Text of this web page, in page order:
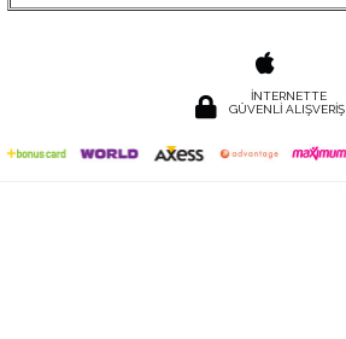
İNTERNETTE
GÜVENLİ ALIŞVERİŞ